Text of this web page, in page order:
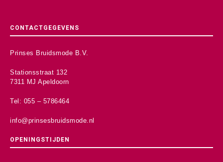
CONTACTGEGEVENS
Prinses Bruidsmode B.V.
Stationsstraat 132
7311 MJ Apeldoorn
Tel: 055 – 5786464
info@prinsesbruidsmode.nl
OPENINGSTIJDEN